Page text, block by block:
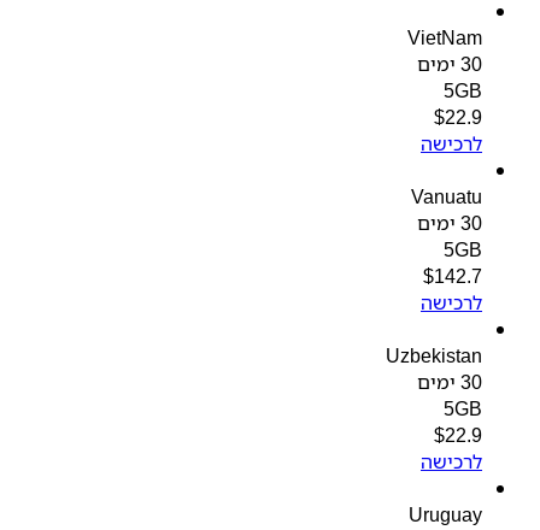
VietNam
5GB
$22.9
לרכישה
Vanuatu
5GB
$142.7
לרכישה
Uzbekistan
5GB
$22.9
לרכישה
Uruguay